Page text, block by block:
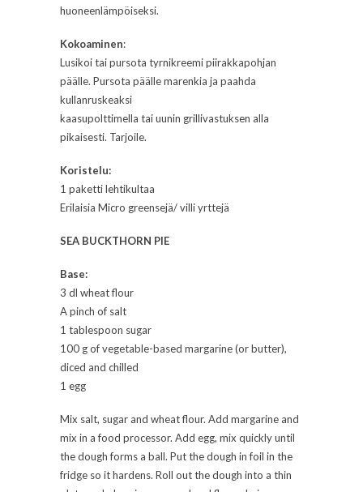
huoneenlämpöiseksi.
Kokoaminen:
Lusikoi tai pursota tyrnikreemi piirakkapohjan
päälle. Pursota päälle marenkia ja paahda
kullanruskeaksi
kaasupolttimella tai uunin grillivastuksen alla
pikaisesti. Tarjoile.
Koristelu:
1 paketti lehtikultaa
Erilaisia Micro greensejä/ villi yrttejä
SEA BUCKTHORN PIE
Base:
3 dl wheat flour
A pinch of salt
1 tablespoon sugar
100 g of vegetable-based margarine (or butter),
diced and chilled
1 egg
Mix salt, sugar and wheat flour. Add margarine and
mix in a food processor. Add egg, mix quickly until
the dough forms a ball. Put the dough in foil in the
fridge so it hardens. Roll out the dough into a thin